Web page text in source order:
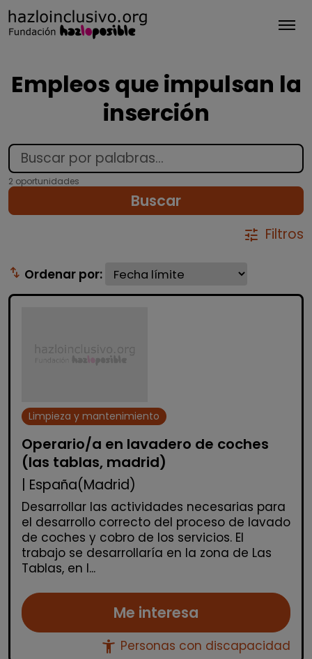
Empleos que impulsan la
inserción
2 oportunidades
Buscar
tune Filtros
swap_vert Ordenar por:
Limpieza y mantenimiento
Operario/a en lavadero de coches
(las tablas, madrid)
| España(Madrid)
Desarrollar las actividades necesarias para
el desarrollo correcto del proceso de lavado
de coches y cobro de los servicios. El
trabajo se desarrollaría en la zona de Las
Tablas, en l...
Me interesa
accessibility_new Personas con discapacidad